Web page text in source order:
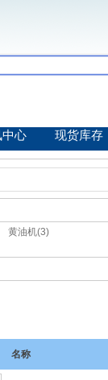
中心 现货库存
黄油机(3)
名称